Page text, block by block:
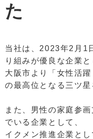
た
当社は、2023年2月1
り組みが優良な企業と
大阪市より「女性活
の最高位となる三ツ星
また、男性の家庭参
でいる企業として、
イクメン推進企業とし